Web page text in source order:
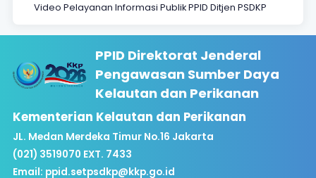
Video Pelayanan Informasi Publik PPID Ditjen PSDKP
PPID Direktorat Jenderal
Pengawasan Sumber Daya
Kelautan dan Perikanan
Kementerian Kelautan dan Perikanan
JL. Medan Merdeka Timur No.16 Jakarta
(021) 3519070 EXT. 7433
Email: ppid.setpsdkp@kkp.go.id